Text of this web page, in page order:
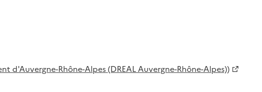
d'Auvergne-Rhône-Alpes (DREAL Auvergne-Rhône-Alpes))